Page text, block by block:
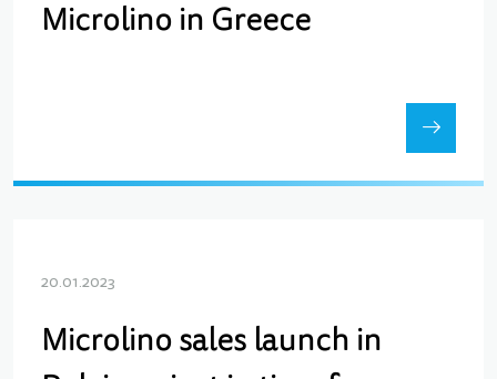
Microlino in Greece
20.01.2023
Microlino sales launch in